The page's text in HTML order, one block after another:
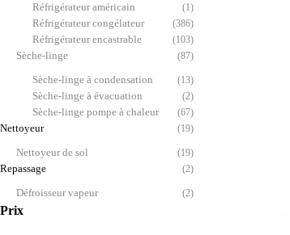
Réfrigérateur américain (1)
Réfrigérateur congélateur (386)
Réfrigérateur encastrable (103)
Sèche-linge (87)
Sèche-linge à condensation (13)
Sèche-linge à évacuation (2)
Sèche-linge pompe à chaleur (67)
Nettoyeur (19)
Nettoyeur de sol (19)
Repassage (2)
Défroisseur vapeur (2)
Prix